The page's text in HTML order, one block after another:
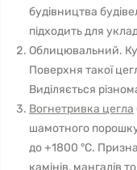
будівництва
підходить для
Облицювальний.
Поверхня такої
Виділяється
Вогнетривка цегла
шамотного
до +1800 °C.
камінів, мангалів